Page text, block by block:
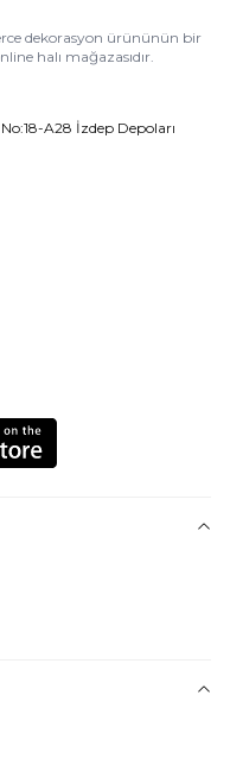
dekorasyon ürününün bir
halı mağazasıdır.
A28 İzdep Depoları